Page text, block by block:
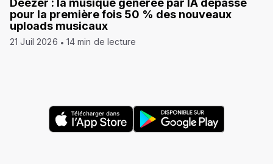
Deezer : la musique générée par IA dépasse
pour la première fois 50 % des nouveaux
uploads musicaux
21 Juil 2026 14 min de lecture